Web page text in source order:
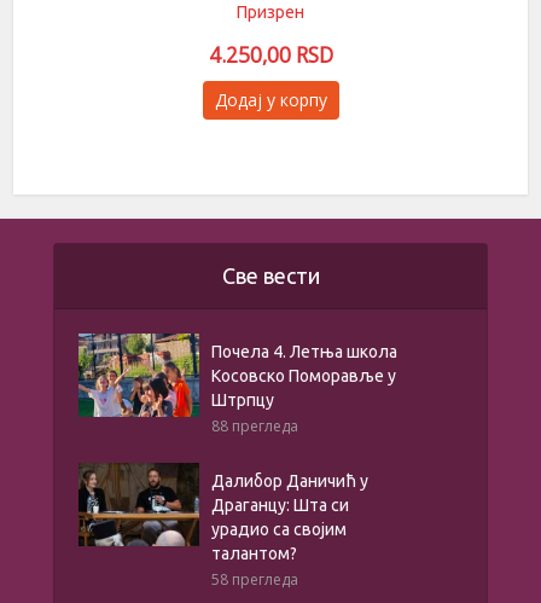
Призрен
4.250,00 RSD
Додај у корпу
Овај
Опције
могу
страници
производа.
Све вести
Почела 4. Летња школа
Косовско Поморавље у
Штрпцу
88 прегледа
Далибор Даничић у
Драганцу: Шта си
урадио са својим
талантом?
58 прегледа